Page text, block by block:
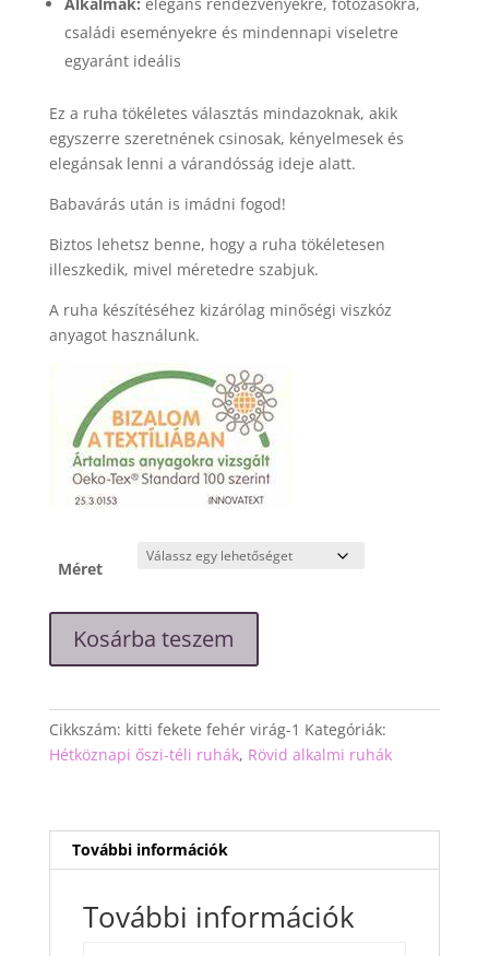
családi eseményekre és mindennapi viseletre
egyaránt ideális
Ez a ruha tökéletes választás mindazoknak, akik
egyszerre szeretnének csinosak, kényelmesek és
elegánsak lenni a várandósság ideje alatt.
Babavárás után is imádni fogod!
Biztos lehetsz benne, hogy a ruha tökéletesen
illeszkedik, mivel méretedre szabjuk.
A ruha készítéséhez kizárólag minőségi viszkóz
anyagot használunk.
Méret
loknis
fekete-
mintával
mennyiség
Kosárba teszem
Cikkszám: kitti fekete fehér virág-1 Kategóriák:
Hétköznapi őszi-téli ruhák, Rövid alkalmi ruhák
További információk
További információk